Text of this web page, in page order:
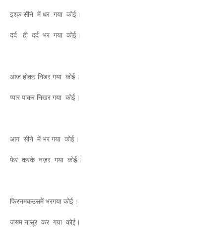
इश्क़ सीने में धर गया कोई।
दर्द ही दर्द भर गया कोई।
आज होकर निडर गया कोई।
प्यार पाकर निखर गया कोई।
आग सीने में भर गया कोई।
फेर करके नज़र गया कोई।
फिरनमकउसमें भरगया कोई।
ज़ख्म नासूर कर गया कोई।